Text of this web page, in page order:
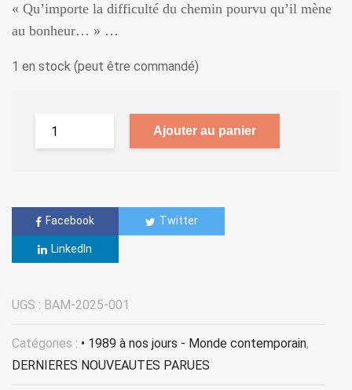
« Qu’importe la difficulté du chemin pourvu qu’il mène
au bonheur… » …
1 en stock (peut être commandé)
Ajouter au panier
Facebook Twitter
LinkedIn
UGS : BAM-2025-001
Catégories : • 1989 à nos jours - Monde contemporain,
DERNIERES NOUVEAUTES PARUES